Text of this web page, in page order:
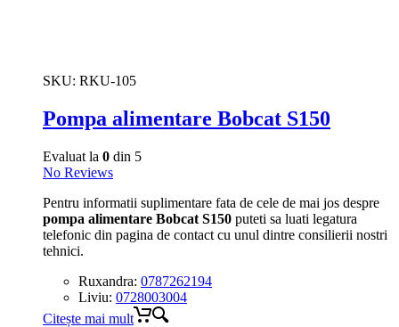
SKU: RKU-105
Pompa alimentare Bobcat S150
Evaluat la 0 din 5
No Reviews
Pentru informatii suplimentare fata de cele de mai jos despre
pompa alimentare Bobcat S150 puteti sa luati legatura
telefonic din pagina de contact cu unul dintre consilierii nostri
tehnici.
Ruxandra: 0787262194
Liviu: 0728003004
Citește mai mult